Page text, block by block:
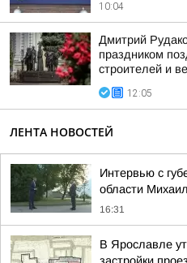
10:04
Дмитрий
праздником
строителей и
12:05
ЛЕНТА НОВОСТЕЙ
Интервью с
области
16:31
В Ярославле